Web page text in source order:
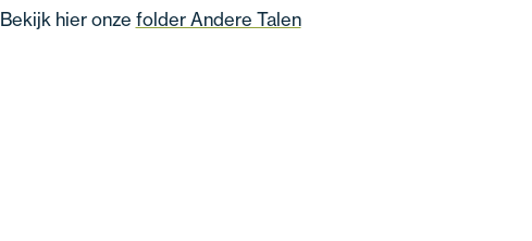
Bekijk hier onze folder Andere Talen